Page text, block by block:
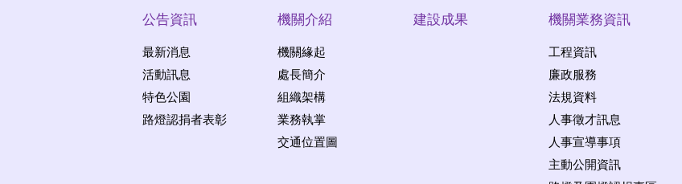
公告資訊
最新消息
活動訊息
特色公園
路燈認捐者表彰
機關介紹
機關緣起
處長簡介
組織架構
業務執掌
交通位置圖
建設成果 機關業務資訊
工程資訊
廉政服務
法規資料
人事徵才訊息
人事宣導事項
主動公開資訊